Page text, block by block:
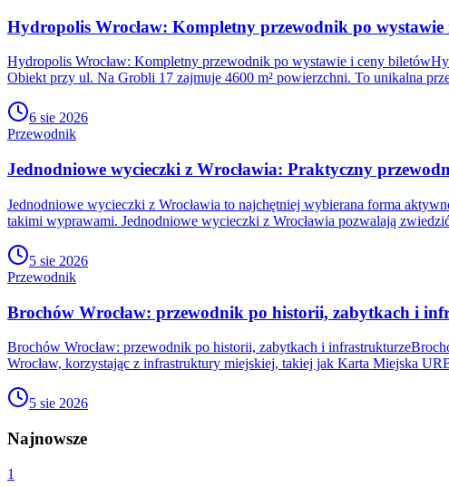
Hydropolis Wrocław: Kompletny przewodnik po wystawie
Hydropolis Wrocław: Kompletny przewodnik po wystawie i ceny
Obiekt przy ul. Na Grobli 17 zajmuje 4600 m² powierzchni. To unikalna
6 sie 2026
Przewodnik
Jednodniowe wycieczki z Wrocławia: Praktyczny
Jednodniowe wycieczki z Wrocławia to najchętniej wybierana forma
takimi wyprawami. Jednodniowe wycieczki z Wrocławia pozwalają
5 sie 2026
Przewodnik
Brochów Wrocław: przewodnik po historii, zabytkach i
Brochów Wrocław: przewodnik po historii, zabytkach i
Wrocław, korzystając z infrastruktury miejskiej, takiej jak Karta Miejska
5 sie 2026
Najnowsze
1